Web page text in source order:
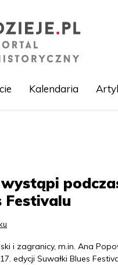
Kalendaria
Festivalu
i zagranicy, m.in. Ana
edycji Suwałki Blues